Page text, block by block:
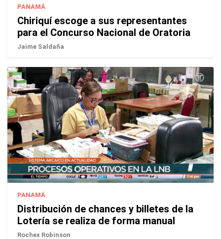
PANAMÁ
Chiriquí escoge a sus representantes
para el Concurso Nacional de Oratoria
Jaime Saldaña
PANAMÁ
Distribución de chances y billetes de la
Lotería se realiza de forma manual
Rochex Robinson